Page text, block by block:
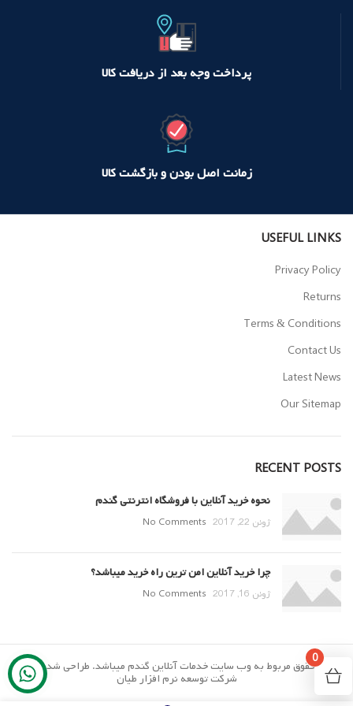
پرداخت وجه بعد از دریافت کالا
زمانت اصل بودن و بازگشت کالا
USEFUL LINKS
Privacy Policy
Returns
Terms & Conditions
Contact Us
Latest News
Our Sitemap
RECENT POSTS
نحوه خرید آنلاین با فروشگاه انترنتی گندم
ژوئن 22, 2017 No Comments
چرا خرید آنلاین امن ترین راه خرید میباشد؟
ژوئن 16, 2017 No Comments
تمام حقوق مربوط به وب سایت خدمات آنلاین گندم میباشد. طراحی شده توسط
شرکت توسعه نرم افزار طیان
0